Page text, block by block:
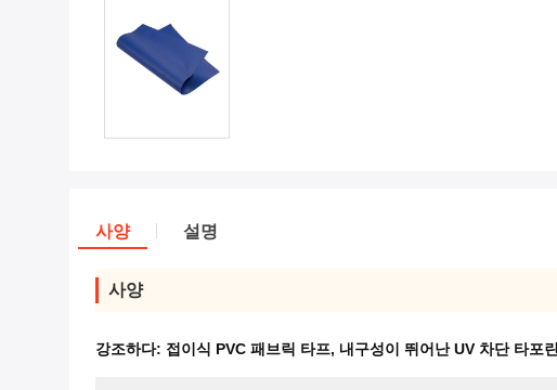
사양 설명
사양
강조하다: 접이식 PVC 패브릭 타프, 내구성이 뛰어난 UV 차단 타포린